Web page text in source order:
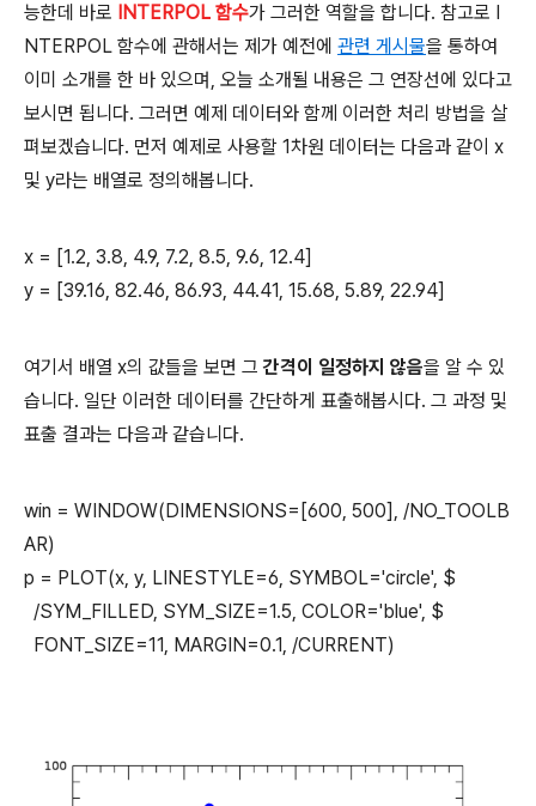
능한데 바로 INTERPOL 함수가 그러한 역할을 합니다. 참고로 I
NTERPOL 함수에 관해서는 제가 예전에 관련 게시물을 통하여
이미 소개를 한 바 있으며, 오늘 소개될 내용은 그 연장선에 있다고
보시면 됩니다. 그러면 예제 데이터와 함께 이러한 처리 방법을 살
펴보겠습니다. 먼저 예제로 사용할 1차원 데이터는 다음과 같이 x
및 y라는 배열로 정의해봅니다.
x = [1.2, 3.8, 4.9, 7.2, 8.5, 9.6, 12.4]
y = [39.16, 82.46, 86.93, 44.41, 15.68, 5.89, 22.94]
여기서 배열 x의 값들을 보면 그간격이 일정하지 않음을 알 수 있
습니다. 일단 이러한 데이터를 간단하게 표출해봅시다. 그 과정 및
표출 결과는 다음과 같습니다.
win = WINDOW(DIMENSIONS=[600, 500], /NO_TOOLB
AR)
p = PLOT(x, y, LINESTYLE=6, SYMBOL='circle', $
/SYM_FILLED, SYM_SIZE=1.5, COLOR='blue', $
FONT_SIZE=11, MARGIN=0.1, /CURRENT)